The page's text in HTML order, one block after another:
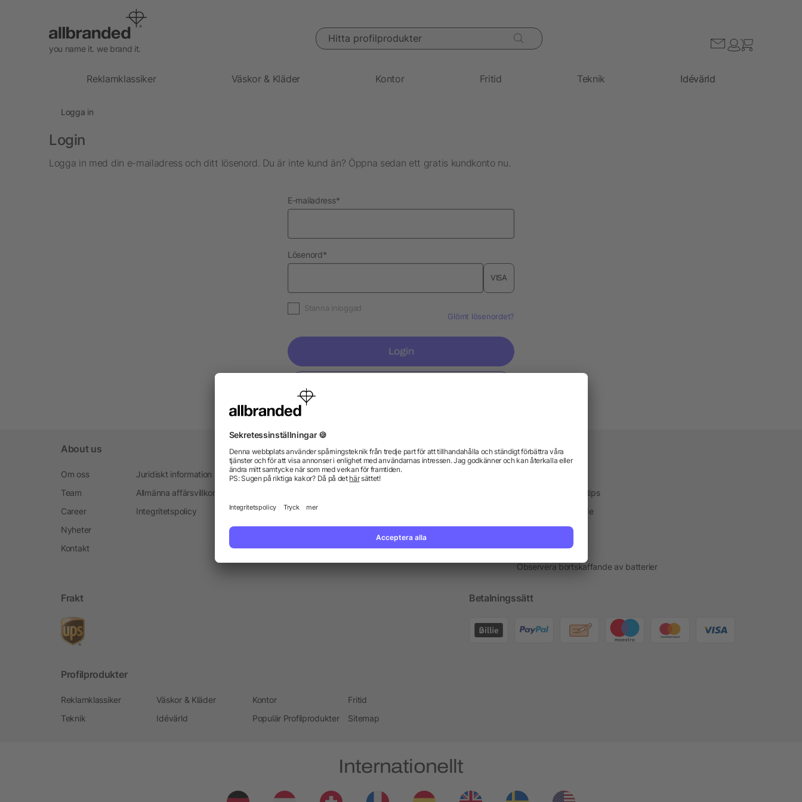
you name it. we brand it.
Hitta profilprodukter
Reklamklassiker Väskor & Kläder Kontor Fritid Teknik Idévärld
Logga in
Login
Logga in med din e-mailadress och ditt lösenord. Du är inte kund än? Öppna sedan ett gratis kundkonto nu.
E-mailadressnödvändig
*
Lösenordnödvändig
*
VISA
Stanna inloggad
Glömt lösenordet?
Login
About us
Om oss
Team
Career
Nyheter
Kontakt
Juridiskt information
Allmänna affärsvillkoren
Integritetspolicy
Information
Vanliga frågor och svar
Registrera en retur
Profilprodukt WIKI
Profilprodukt Rådgivare
Blogg
Service
Trycktekniker och tips
Pantone® Färgguide
Specialservice
Kontakt
Observera bortskaffande av batterier
Frakt Betalningssätt
Profilprodukter
Reklamklassiker Väskor & Kläder Kontor
Fritid
Teknik
Idévärld Populär Profilprodukter Sitemap
Internationellt